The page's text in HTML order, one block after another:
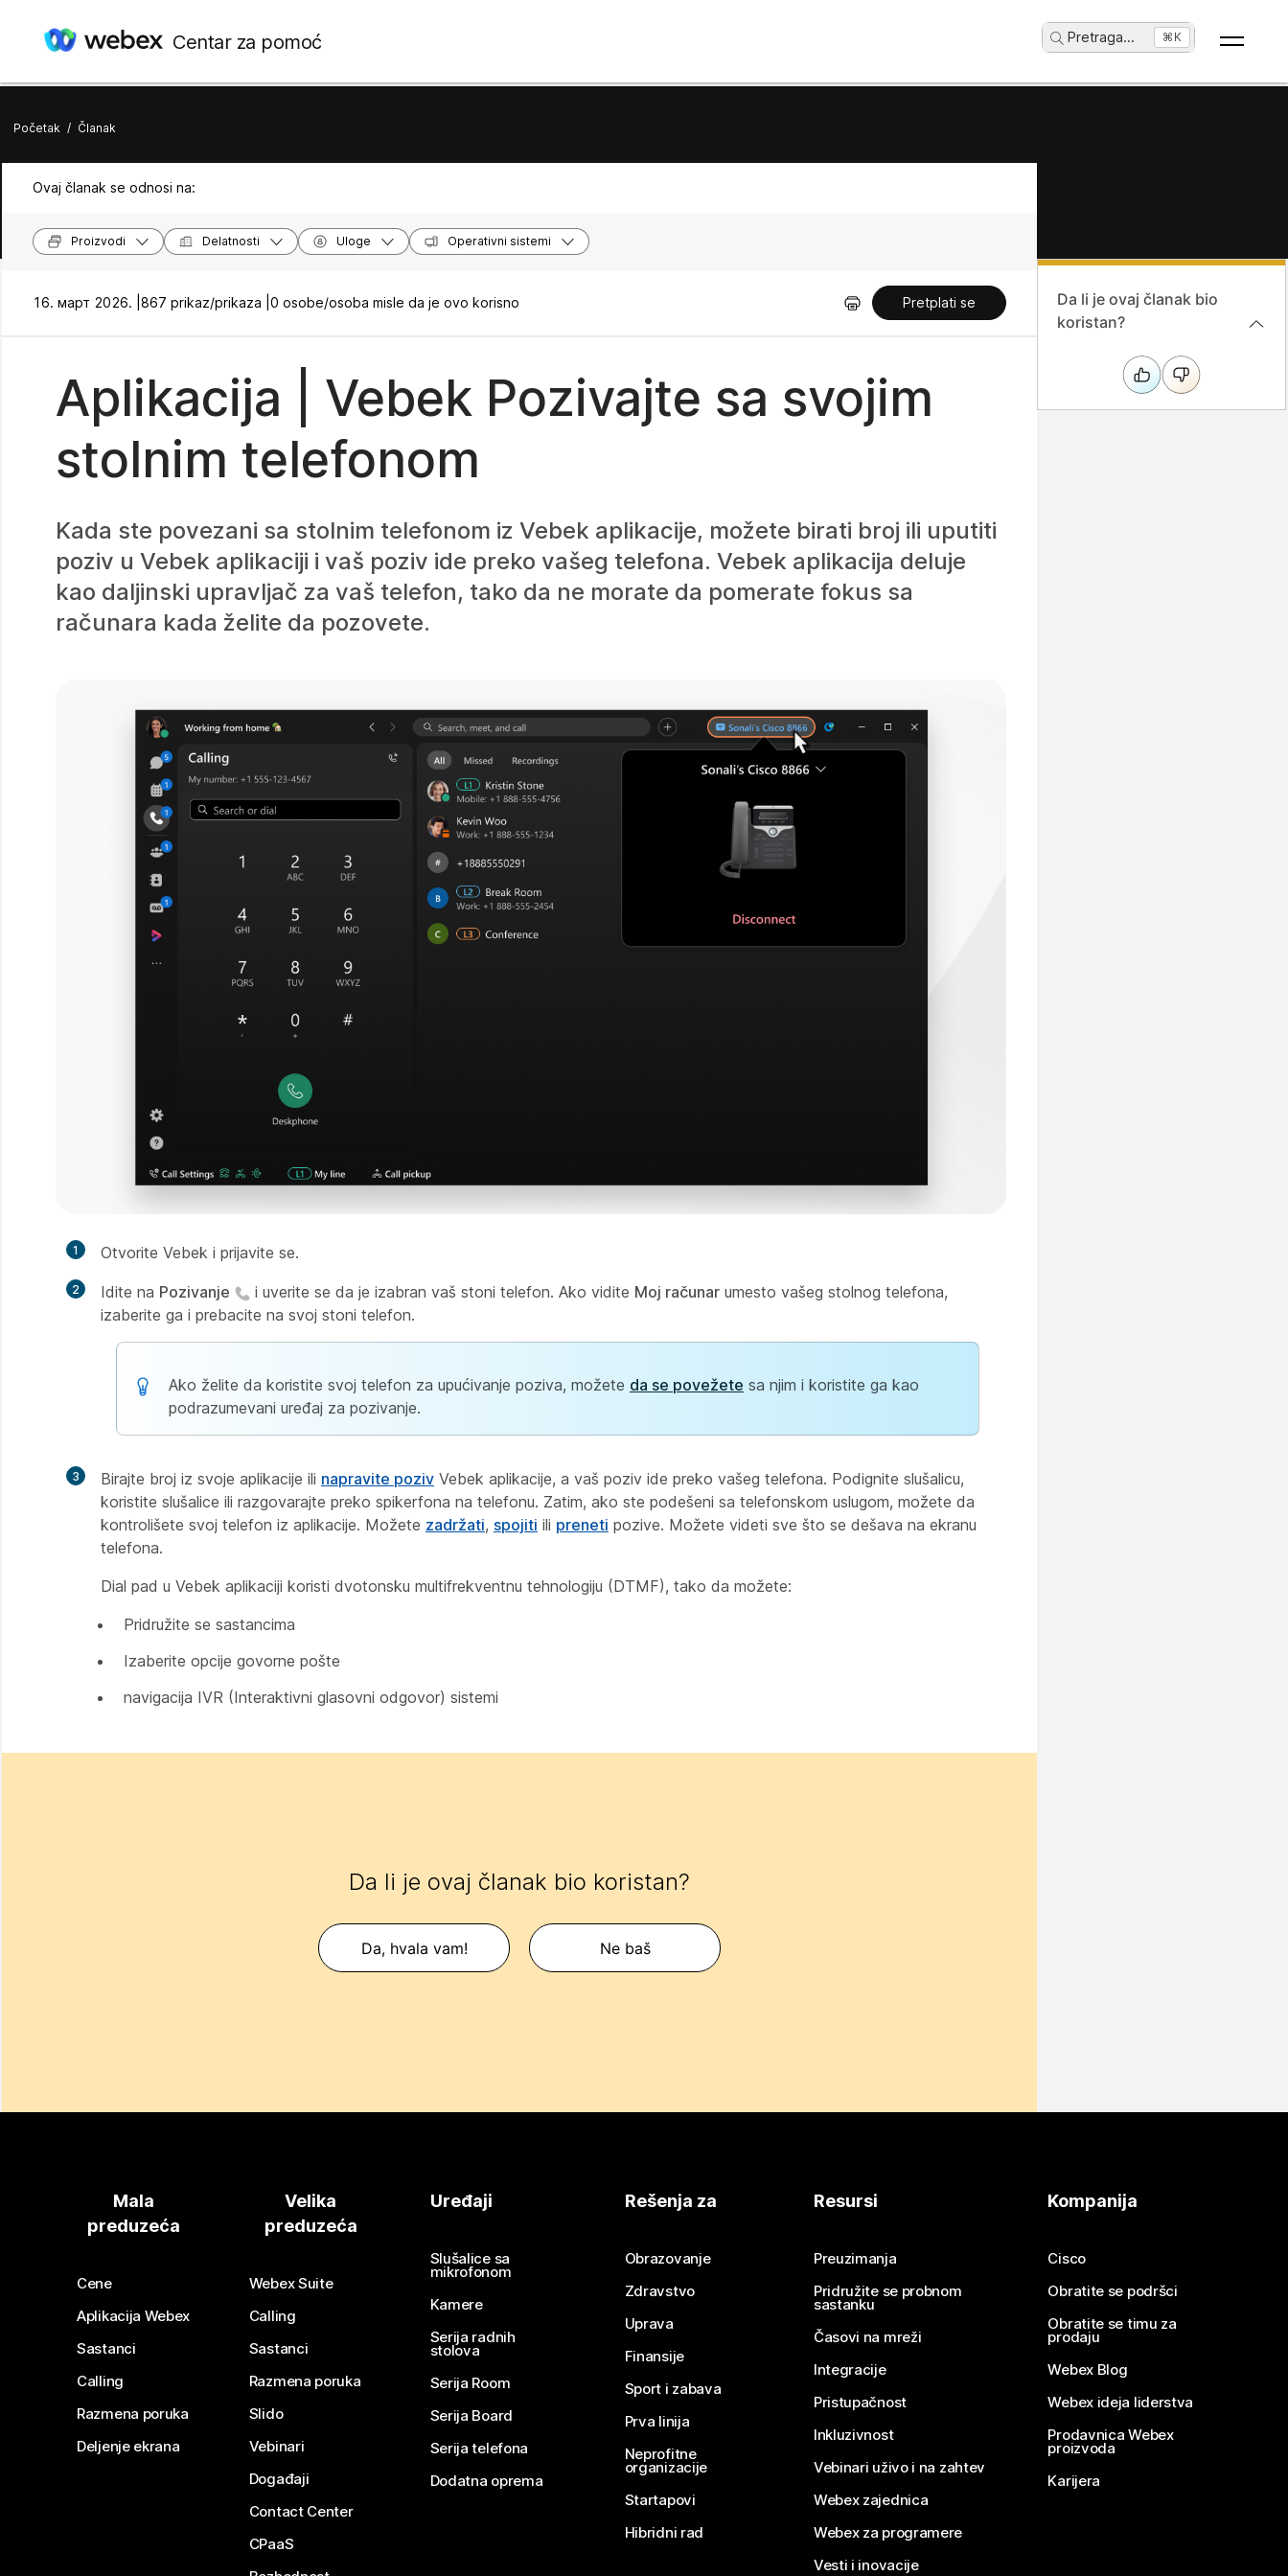
Centar za pomoć Pretraga... ⌘K
Početak / Članak
Ovaj članak se odnosi na:
Proizvodi Delatnosti Uloge Operativni sistemi
16. март 2026. | 867 prikaz/prikaza | 0 osobe/osoba misle da je ovo korisno Pretplati se
Aplikacija | Vebek Pozivajte sa svojim
stolnim telefonom
Kada ste povezani sa stolnim telefonom iz Vebek aplikacije, možete birati broj ili uputiti
poziv u Vebek aplikaciji i vaš poziv ide preko vašeg telefona. Vebek aplikacija deluje
kao daljinski upravljač za vaš telefon, tako da ne morate da pomerate fokus sa
računara kada želite da pozovete.
1 Otvorite Vebek i prijavite se.
2 Idite na Pozivanje i uverite se da je izabran vaš stoni telefon. Ako vidite Moj računar umesto vašeg stolnog telefona,
izaberite ga i prebacite na svoj stoni telefon.
Ako želite da koristite svoj telefon za upućivanje poziva, možete da se povežete sa njim i koristite ga kao
podrazumevani uređaj za pozivanje.
3 Birajte broj iz svoje aplikacije ili napravite poziv Vebek aplikacije, a vaš poziv ide preko vašeg telefona. Podignite slušalicu,
koristite slušalice ili razgovarajte preko spikerfona na telefonu. Zatim, ako ste podešeni sa telefonskom uslugom, možete da
kontrolišete svoj telefon iz aplikacije. Možete zadržati, spojiti ili preneti pozive. Možete videti sve što se dešava na ekranu
telefona.
Dial pad u Vebek aplikaciji koristi dvotonsku multifrekventnu tehnologiju (DTMF), tako da možete:
Pridružite se sastancima
Izaberite opcije govorne pošte
navigacija IVR (Interaktivni glasovni odgovor) sistemi
Da li je ovaj članak bio koristan?
Da, hvala vam! Ne baš
Da li je ovaj članak bio
koristan?
Mala
preduzeća
Cene
Aplikacija Webex
Sastanci
Calling
Razmena poruka
Deljenje ekrana
Velika
preduzeća
Webex Suite
Calling
Sastanci
Razmena poruka
Slido
Vebinari
Događaji
Contact Center
CPaaS
Uređaji
Slušalice sa
mikrofonom
Kamere
Serija radnih
stolova
Serija Room
Serija Board
Serija telefona
Dodatna oprema
Rešenja za
Obrazovanje
Zdravstvo
Uprava
Finansije
Sport i zabava
Prva linija
Neprofitne
organizacije
Startapovi
Hibridni rad
Resursi
Preuzimanja
Pridružite se probnom
sastanku
Časovi na mreži
Integracije
Pristupačnost
Inkluzivnost
Vebinari uživo i na zahtev
Webex zajednica
Webex za programere
Vesti i inovacije
Kompanija
Cisco
Obratite se podršci
Obratite se timu za
prodaju
Webex Blog
Webex ideja liderstva
Prodavnica Webex
proizvoda
Karijera